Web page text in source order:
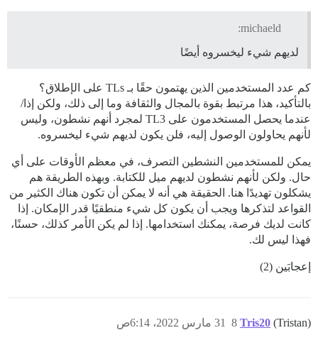
michaeld:
لديهم شيء ليخسروه أيضًا
كم عدد المستخدمين الذين يهتمون حقًا بـ TLs على الإطلاق؟
بالتأكيد، هذا مرتبط بقوة بالمجال والثقافة وما إلى ذلك، ولكن إذا/
عندما يحصل المستخدمون على TL3 لمجرد أنهم نشطون، وليس
لأنهم يحاولون الوصول إليه، فلن يكون لديهم شيء ليخسروه.
يمكن للمستخدمين النشطين التصرف، في معظم الأوقات على أي
حال. ولكن لأنهم نشطون لديهم ميل للكتابة. وبهذه الطريقة هم
يشكلون تهديدًا هنا. الحقيقة هي أنه لا يمكن أن تكون هناك الكثير من
القواعد لتذكرها ويجب أن يكون كل شيء منطقيًا قدر الإمكان. إذا
كانت لديك فرصة، يمكنك استخدامها. إذا لم يكن الأمر كذلك، حسنًا،
فهذا ليس لك.
إعجابَين (2)
Tris20 (Tristan) 31 مارس 2022، 6:14ص 8